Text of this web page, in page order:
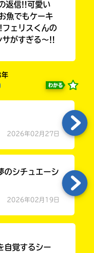
返信!!可愛い
魚でもケーキ
フェリスくんの
がすぎる〜!!
年
わかる
2026年02月27日
のシチュエーシ
2026年02月19日
自覚するシー